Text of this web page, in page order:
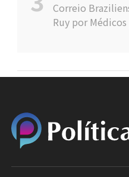
Correio
Ruy por